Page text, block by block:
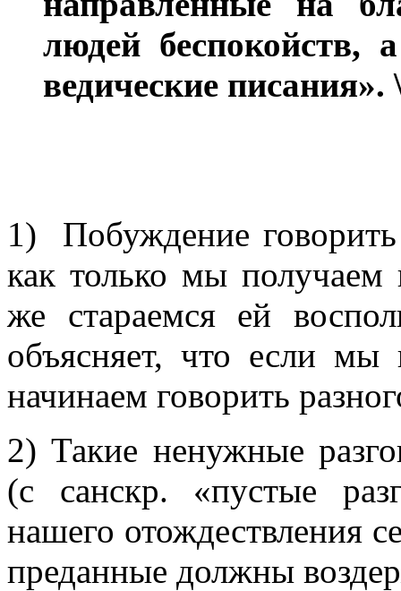
людей беспокойств,
ведические
1) Побуждение
как только мы получаем
же стараемся ей
объясняет, что если
начинаем говорить
2) Такие ненужные
(с санскр. «пустые
нашего отождествления
преданные должны